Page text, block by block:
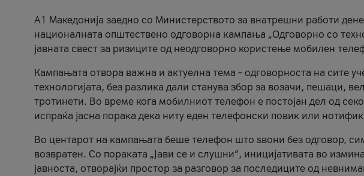
A1 Македонија заедно со Министерството за внатрешни работи
националната општествено одговорна кампања „Одговорно со
јавната свест за ризиците од неодговорно користење мобилен
Кампањата отвора важна и актуелна тема – одговорноста на сите
технологијата, без разлика дали станува збор за возачи, пешаци,
тротинети. Во време кога мобилниот телефон е постојан дел од
испраќа јасна порака дека ниту еден телефонски повик или
Во центарот на кампањата беше телефон што ѕвони без одговор,
возвратен. Со пораката „Јави се и слушни“, иницијативата во
јавноста, отворајќи простор за разговор за последиците од